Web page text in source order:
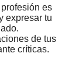
es
expresar tu
de tus
críticas.